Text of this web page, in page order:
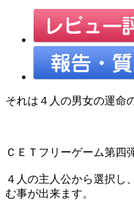
それは４人の男女の運命
ＣＥＴフリーゲーム第四
４人の主人公から選択し
む事が出来ます。